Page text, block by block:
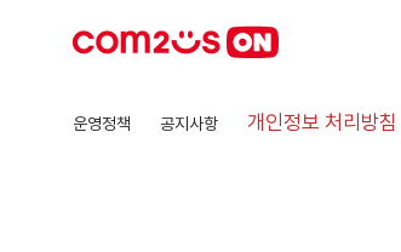
운영정책 공지사항 개인정보 처리방침